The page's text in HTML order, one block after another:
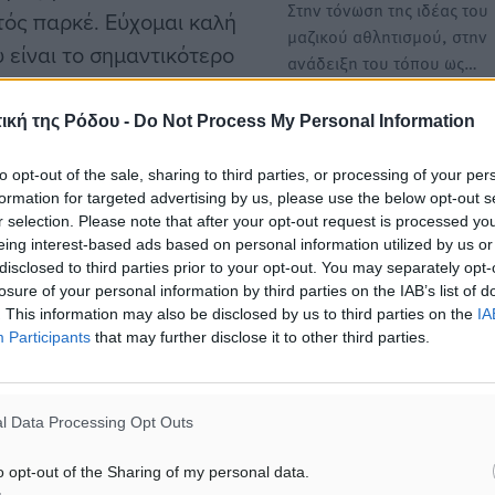
της Ρόδου - Do Not Process My Personal Information
opt-out of the sale, sharing to third parties, or processing of your
for targeted advertising by us, please use the below opt-out
selection. Please note that after your opt-out request is processed
interest-based ads based on personal information utilized by us
to third parties prior to your opt-out. You may separately
of your personal information by third parties on the IAB’s list of
This information may also be disclosed by us to third parties on the
Participants that may further disclose it to other third parties.
Data Processing Opt Outs
opt-out of the Sharing of my personal data.
παρκέ. Εύχομαι καλή
το σημαντικότερο
μήνες».
αναζήτησης
μας στο Google News ★ ↗
Στην τόνωση της ιδέας του
μαζικού αθλητισμού, στην
ανάδειξη του τόπου ως…